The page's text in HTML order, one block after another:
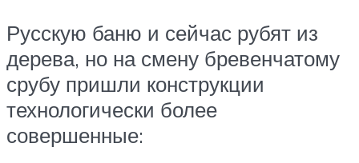
Русскую баню и сейчас рубят из
дерева, но на смену бревенчатому
срубу пришли конструкции
технологически более
совершенные: